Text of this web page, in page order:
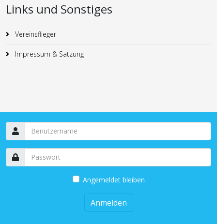
Links und Sonstiges
Vereinsflieger
Impressum & Satzung
Angemeldet bleiben
Anmelden